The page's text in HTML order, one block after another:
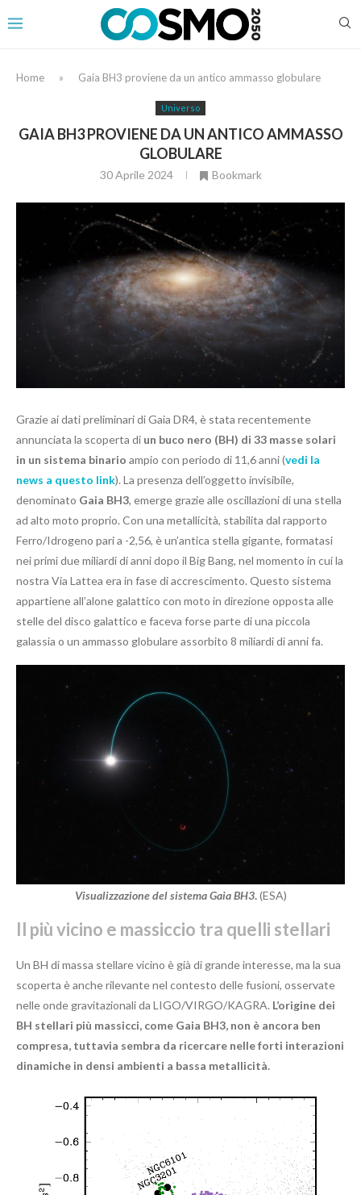
Home » Gaia BH3 proviene da un antico ammasso globulare
Universo
GAIA BH3 PROVIENE DA UN ANTICO AMMASSO
GLOBULARE
30 Aprile 2024 Bookmark
Grazie ai dati preliminari di Gaia DR4, è stata recentemente
annunciata la scoperta di un buco nero (BH) di 33 masse solari
in un sistema binario ampio con periodo di 11,6 anni (vedi la
news a questo link). La presenza dell’oggetto invisibile,
denominato Gaia BH3, emerge grazie alle oscillazioni di una stella
ad alto moto proprio. Con una metallicità, stabilita dal rapporto
Ferro/Idrogeno pari a -2,56, è un’antica stella gigante, formatasi
nei primi due miliardi di anni dopo il Big Bang, nel momento in cui la
nostra Via Lattea era in fase di accrescimento. Questo sistema
appartiene all’alone galattico con moto in direzione opposta alle
stelle del disco galattico e faceva forse parte di una piccola
galassia o un ammasso globulare assorbito 8 miliardi di anni fa.
Visualizzazione del sistema Gaia BH3.(ESA)
Il più vicino e massiccio tra quelli stellari
Un BH di massa stellare vicino è già di grande interesse, ma la sua
scoperta è anche rilevante nel contesto delle fusioni, osservate
nelle onde gravitazionali da LIGO/VIRGO/KAGRA. L’origine dei
BH stellari più massicci, come Gaia BH3, non è ancora ben
compresa, tuttavia sembra da ricercare nelle forti interazioni
dinamiche in densi ambienti a bassa metallicità.